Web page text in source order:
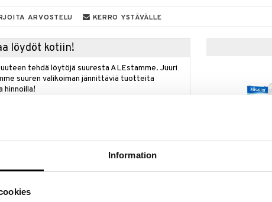
Information
ARVOSTELU KERRO YSTÄVÄLLE
löydöt kotiin!
tehdä löytöjä suuresta ALEstamme. Juuri
suuren valikoiman jännittäviä tuotteita
hinnoilla!
Ne vangitsevat hengitetyt allergeenit.